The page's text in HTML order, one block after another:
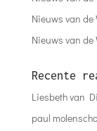
Nieuws van de
Nieuws van de
Recente
Liesbeth van
paul